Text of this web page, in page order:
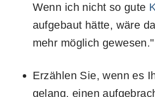
Wenn ich nicht so gute
aufgebaut hätte, wäre
mehr möglich gewesen."
Erzählen Sie, wenn es
gelang, einen